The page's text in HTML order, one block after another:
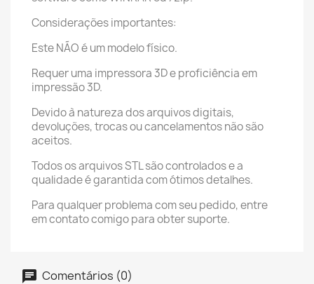
Considerações importantes:
Este NÃO é um modelo físico.
Requer uma impressora 3D e proficiência em
impressão 3D.
Devido à natureza dos arquivos digitais,
devoluções, trocas ou cancelamentos não são
aceitos.
Todos os arquivos STL são controlados e a
qualidade é garantida com ótimos detalhes.
Para qualquer problema com seu pedido, entre
em contato comigo para obter suporte.
Comentários (0)